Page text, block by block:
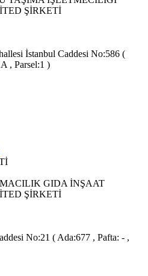
ŞİRKETİ
İstanbul Caddesi No:586 (
, Parsel:1 )
GIDA İNŞAAT
ŞİRKETİ
No:21 ( Ada:677 , Pafta: - ,